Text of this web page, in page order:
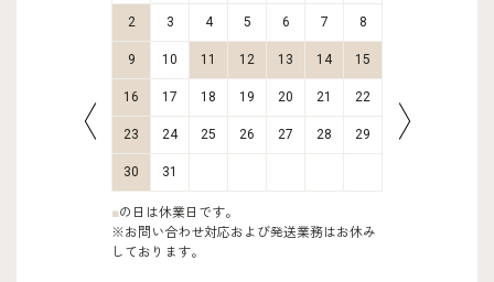
2 3 4 5 6 7 8
9 10 11 12 13 14 15
16 17 18 19 20 21 22
23 24 25 26 27 28 29
30 31
■の日は休業日です。
※お問い合わせ対応および発送業務はお休み
しております。